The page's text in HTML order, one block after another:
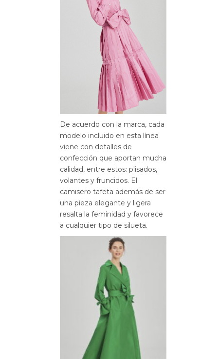
De acuerdo con la marca, cada
modelo incluido en esta línea
viene con detalles de
confección que aportan mucha
calidad, entre estos: plisados,
volantes y fruncidos. El
camisero tafeta además de ser
una pieza elegante y ligera
resalta la feminidad y favorece
a cualquier tipo de silueta.